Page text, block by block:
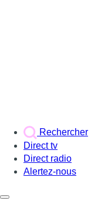
Rechercher
Direct tv
Direct radio
Alertez-nous